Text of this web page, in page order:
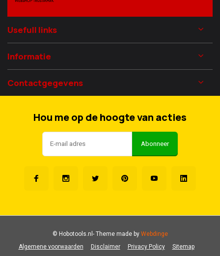
Usefull links
Informatie
Contactgegevens
Hou me op de hoogte van acties
Abonneer
Algemene voorwaarden Disclaimer Privacy Policy Sitemap
© Hobotools.nl- Theme made byWebdinge